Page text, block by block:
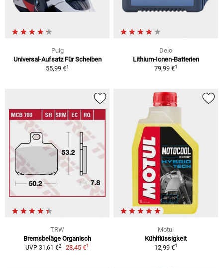
Puig
Universal-Aufsatz Für Scheiben
55,99 €1
Delo
Lithium-Ionen-Batterien
79,99 €1
TRW
Bremsbeläge Organisch
UVP 31,61 €2 28,45 €1
Motul
Kühlflüssigkeit
12,99 €1